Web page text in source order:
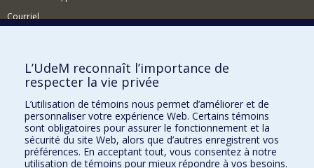
Courriel
Comment soutenir l'École?
BESOIN D'AIDE?
Plan du site
Signaler une erreur
Accessibilité
L’UdeM reconnaît l’importance de
respecter la vie privée
L’utilisation de témoins nous permet d’améliorer et de
personnaliser votre expérience Web. Certains témoins
sont obligatoires pour assurer le fonctionnement et la
sécurité du site Web, alors que d’autres enregistrent vos
préférences. En acceptant tout, vous consentez à notre
utilisation de témoins pour mieux répondre à vos besoins.